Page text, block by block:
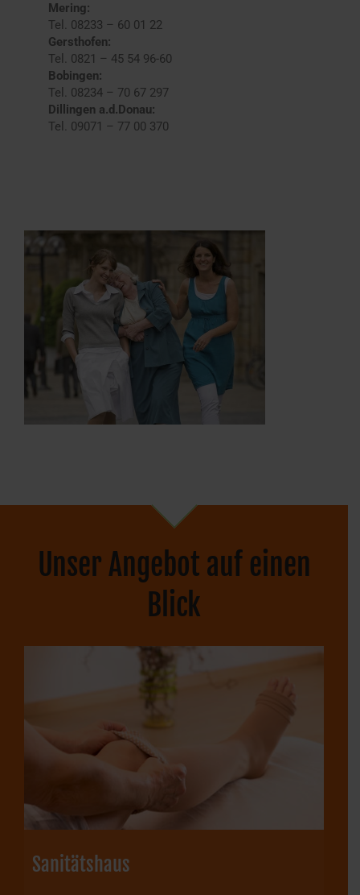
Mering:
Tel. 08233 – 60 01 22
Gersthofen:
Tel. 0821 – 45 54 96-60
Bobingen:
Tel. 08234 – 70 67 297
Dillingen a.d.Donau:
Tel. 09071 – 77 00 370
Unser Angebot auf einen
Blick
Sanitätshaus